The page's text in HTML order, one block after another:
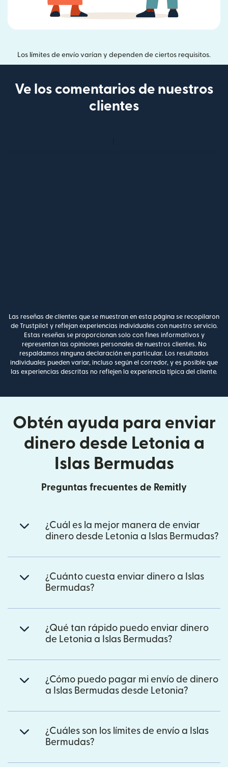
Los límites de envío varían y dependen de ciertos requisitos.
Ve los comentarios de nuestros
clientes
Las reseñas de clientes que se muestran en esta página se recopilaron
de Trustpilot y reflejan experiencias individuales con nuestro servicio.
Estas reseñas se proporcionan solo con fines informativos y
representan las opiniones personales de nuestros clientes. No
respaldamos ninguna declaración en particular. Los resultados
individuales pueden variar, incluso según el corredor, y es posible que
las experiencias descritas no reflejen la experiencia típica del cliente.
Obtén ayuda para enviar
dinero desde Letonia a
Islas Bermudas
Preguntas frecuentes de Remitly
¿Cuál es la mejor manera de enviar
dinero desde Letonia a Islas Bermudas?
¿Cuánto cuesta enviar dinero a Islas
Bermudas?
¿Qué tan rápido puedo enviar dinero
de Letonia a Islas Bermudas?
¿Cómo puedo pagar mi envío de dinero
a Islas Bermudas desde Letonia?
¿Cuáles son los límites de envío a Islas
Bermudas?